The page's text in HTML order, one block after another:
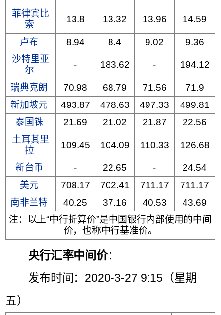
菲律宾比
索
13.8 13.32 13.96 14.59
卢布 8.94 8.4 9.02
9.36
沙特里亚
尔
- 183.62 - 194.12
瑞典克朗 70.98 68.79 71.56
71.9
新加坡元
493.87 478.63 497.33
499.81
泰国铢
21.69 21.02 21.87
22.56
土耳其里
拉
109.45 104.09 110.33 126.68
新台币 - 22.65 -
24.54
美元
708.17 702.41 711.17
711.17
南非兰特
40.25 37.16 40.53
43.69
注：以上“中行折算价”是中国银行内部使用的中间
价，也称中行基准价。
央行汇率中间价：
发布时间：2020-3-27 9:15（星期
五）